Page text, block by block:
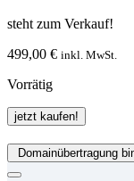
steht zum Verkauf!
499,00 € inkl. MwSt.
Vorrätig
vinadi.de
Menge
jetzt kaufen!
Domainübertragung